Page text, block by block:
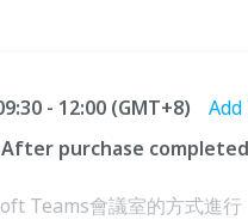
- 12:00 (GMT+8)
After purchase
Teams會議室的方式進行